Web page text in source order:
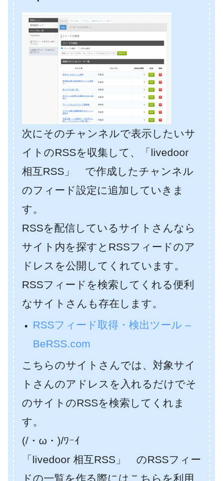
次にそのチャンネルで表示したいサ
イトのRSSを収集して、「livedoor
相互RSS」 で作成したチャンネル
のフィード設定に追加していきま
す。
RSSを配信しているサイトさんなら
サイト内を探すとRSSフィードのア
ドレスを公開してくれています。
RSSフィードを検索してくれる便利
なサイトさんも存在します。
RSSフィード取得・検出ツール –
BeRSS.com
こちらのサイトさんでは、対象サイ
トさんのアドレスを入れるだけでそ
のサイトのRSSを検索してくれま
す。
(/・ω・)/ﾜｰｲ
「livedoor 相互RSS」 のRSSフィー
ドの一覧を作る際にはこちらを利用